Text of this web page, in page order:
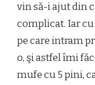
vin să-i ajut din
complicat. Iar
pe care intram
o, şi astfel îmi
mufe cu 5 pini,